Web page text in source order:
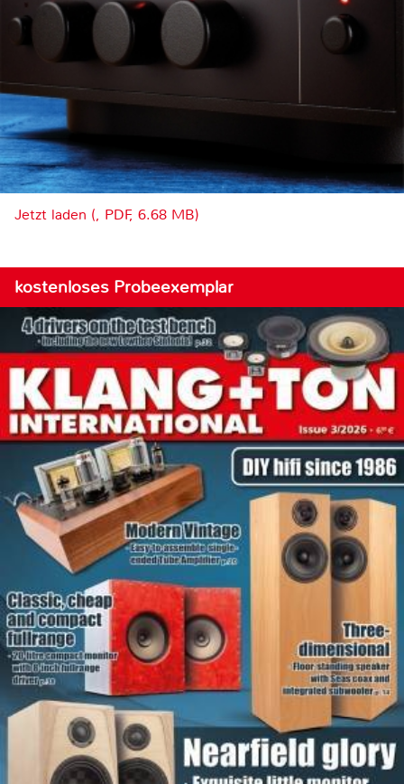
Jetzt laden (, PDF, 6.68 MB)
kostenloses Probeexemplar